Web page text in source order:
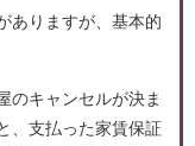
ありますが、基本的
のキャンセルが決ま
、支払った家賃保証